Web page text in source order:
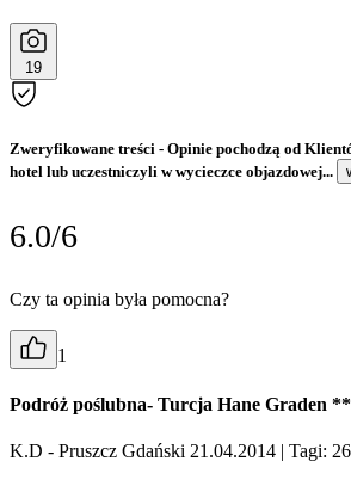
19
Zweryfikowane treści - Opinie pochodzą od
hotel lub uczestniczyli w wycieczce objazdowej...
6.0/6
Czy ta opinia była pomocna?
1
Podróż poślubna- Turcja Hane Graden
K.D - Pruszcz Gdański 21.04.2014 | Tagi: